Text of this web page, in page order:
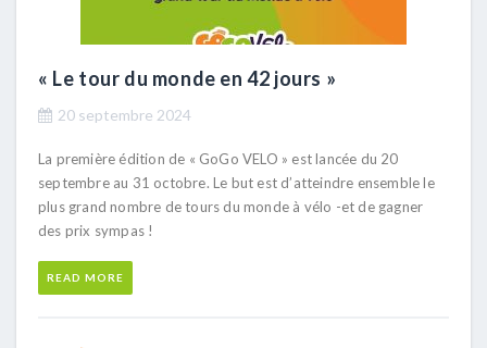
« Le tour du monde en 42 jours »
20 septembre 2024
La première édition de « GoGo VELO » est lancée du 20
septembre au 31 octobre. Le but est d’atteindre ensemble le
plus grand nombre de tours du monde à vélo -et de gagner
des prix sympas !
READ MORE